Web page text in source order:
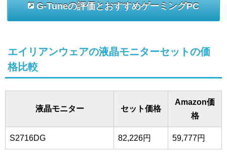
G-Tuneの評価とおすすめゲーミングPC
エイリアンウェアの液晶モニターセットの価
格比較
液晶モニター セット価格
Amazon価
格
S2716DG 82,226円 59,777円